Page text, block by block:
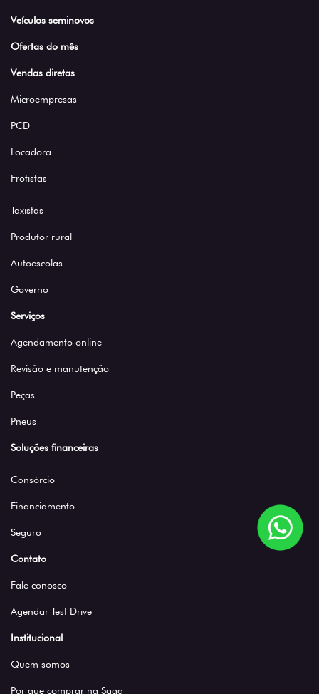
Veículos seminovos
Ofertas do mês
Vendas diretas
Microempresas
PCD
Locadora
Frotistas
Taxistas
Produtor rural
Autoescolas
Governo
Serviços
Agendamento online
Revisão e manutenção
Peças
Pneus
Soluções financeiras
Consórcio
Financiamento
Seguro
Contato
Fale conosco
Agendar Test Drive
Institucional
Quem somos
Por que comprar na Saga